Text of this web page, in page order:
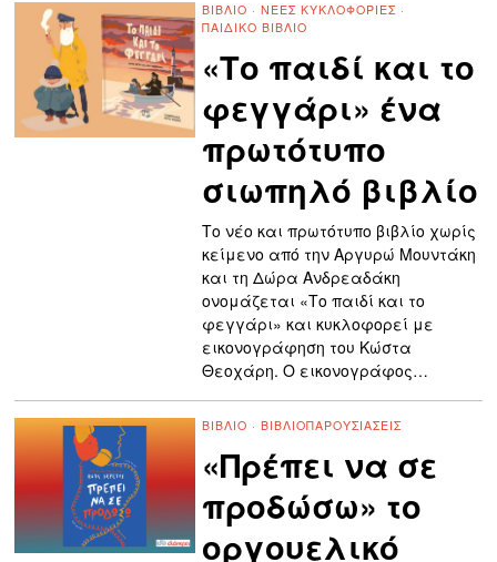
ΒΙΒΛΊΟ · ΝΈΕΣ ΚΥΚΛΟΦΟΡΊΕΣ ·
ΠΑΙΔΙΚΌ ΒΙΒΛΊΟ
«Το παιδί και το
φεγγάρι» ένα
πρωτότυπο
σιωπηλό βιβλίο
Το νέο και πρωτότυπο βιβλίο χωρίς
κείμενο από την Αργυρώ Μουντάκη
και τη Δώρα Ανδρεαδάκη
ονομάζεται «Το παιδί και το
φεγγάρι» και κυκλοφορεί με
εικονογράφηση του Κώστα
Θεοχάρη. Ο εικονογράφος…
ΒΙΒΛΊΟ · ΒΙΒΛΙΟΠΑΡΟΥΣΙΆΣΕΙΣ
«Πρέπει να σε
προδώσω» το
οργουελικό